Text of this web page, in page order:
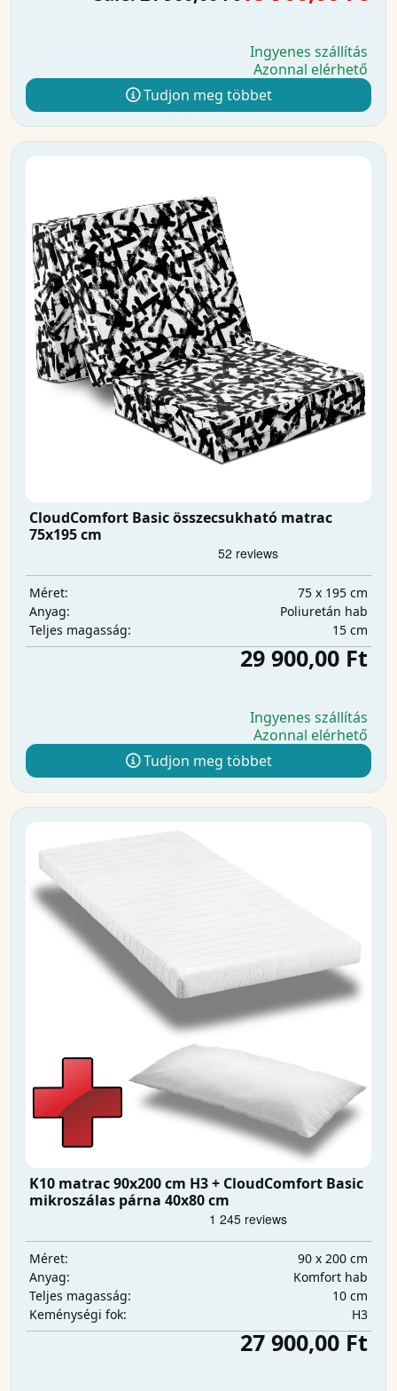
Ingyenes szállítás
Azonnal elérhető
Tudjon meg többet
CloudComfort Basic összecsukható matrac
75x195 cm
Méret:
75 x 195 cm
Anyag:
Poliuretán hab
Teljes magasság:
15 cm
29 900,00 Ft
Ingyenes szállítás
Azonnal elérhető
Tudjon meg többet
K10 matrac 90x200 cm H3 + CloudComfort Basic
mikroszálas párna 40x80 cm
Méret:
90 x 200 cm
Anyag:
Komfort hab
Teljes magasság:
10 cm
Keménységi fok:
H3
27 900,00 Ft